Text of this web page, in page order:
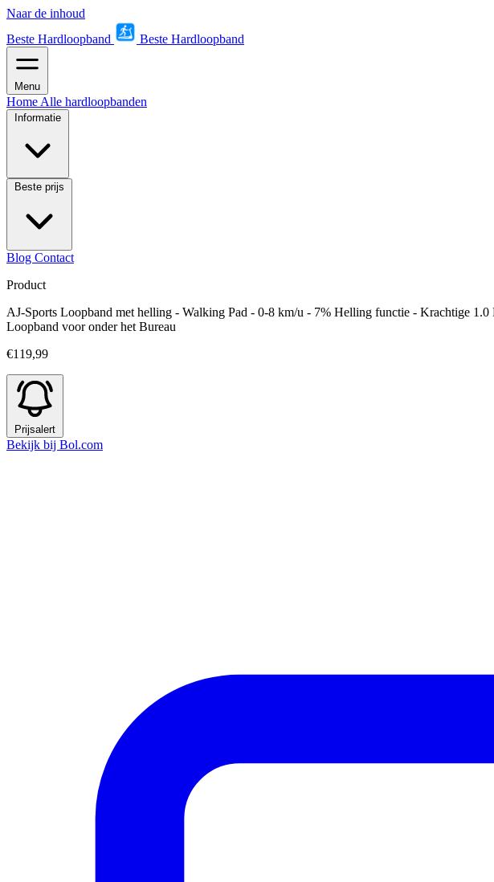
Naar de inhoud
Beste Hardloopband
Beste Hardloopband
Menu
Home Alle hardloopbanden
Informatie
Beste prijs
Blog Contact
Product
AJ-Sports Loopband met helling - Walking Pad - 0-8 km/u - 7% Helling functie - Krachtige
Loopband voor onder het Bureau
€119,99
Prijsalert
Bekijk bij Bol.com